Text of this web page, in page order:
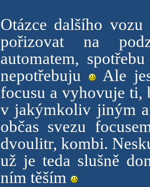
Otázce dalšího
pořizovat na
automatem,
nepotřebuju
Ale
focusu a vyhovuje ti,
v jakýmkoliv jiným
občas svezu
dvoulitr, kombi.
už je teda slušně
ním těším